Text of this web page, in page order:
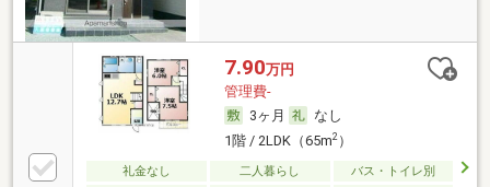
7.90万円
管理費-
3ヶ月
なし
1階 / 2LDK（65m2）
礼金なし 二人暮らし
バス・トイレ別